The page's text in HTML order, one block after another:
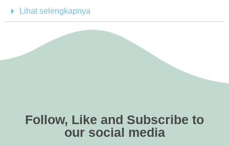
Lihat selengkapnya
Follow, Like and Subscribe to
our social media